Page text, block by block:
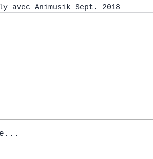
avec Animusik Sept. 2018